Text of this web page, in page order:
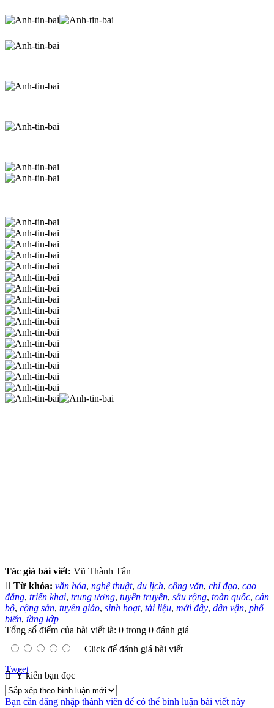
Tác giả bài viết: Vũ Thành Tân
Từ khóa: văn hóa, nghệ thuật, du lịch, công văn, chỉ đạo, cao
đẳng, triển khai, trung ương, tuyên truyền, sâu rộng, toàn quốc, cán
bộ, cộng sản, tuyên giáo, sinh hoạt, tài liệu, mới đây, dân vận, phổ
biến, tầng lớp
Tổng số điểm của bài viết là: 0 trong 0 đánh giá
Click để đánh giá bài viết
Tweet
Ý kiến bạn đọc
Bạn cần đăng nhập thành viên để có thể bình luận bài viết này